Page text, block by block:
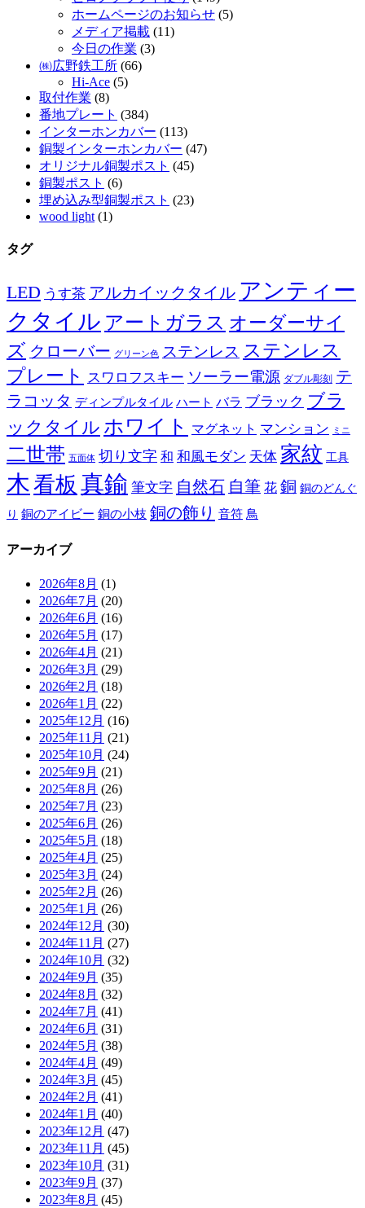
ホームページのお知らせ (5)
メディア掲載 (11)
今日の作業 (3)
㈱広野鉄工所 (66)
Hi-Ace (5)
取付作業 (8)
番地プレート (384)
インターホンカバー (113)
銅製インターホンカバー (47)
オリジナル銅製ポスト (45)
銅製ポスト (6)
埋め込み型銅製ポスト (23)
wood light (1)
タグ
LED うす茶 アルカイックタイル アンティー
クタイル アートガラス オーダーサイ
ズ クローバー グリーン色 ステンレス ステンレス
プレート スワロフスキー ソーラー電源 ダブル彫刻 テ
ラコッタ ディンプルタイル ハート バラ ブラック ブラ
ックタイル ホワイト マグネット マンション ミニ
二世帯 五面体 切り文字 和 和風モダン 天体 家紋 工具
木看板 真鍮 筆文字 自然石 自筆 花 銅 銅のどんぐ
り 銅のアイビー 銅の小枝 銅の飾り 音符 鳥
アーカイブ
2026年8月 (1)
2026年7月 (20)
2026年6月 (16)
2026年5月 (17)
2026年4月 (21)
2026年3月 (29)
2026年2月 (18)
2026年1月 (22)
2025年12月 (16)
2025年11月 (21)
2025年10月 (24)
2025年9月 (21)
2025年8月 (26)
2025年7月 (23)
2025年6月 (26)
2025年5月 (18)
2025年4月 (25)
2025年3月 (24)
2025年2月 (26)
2025年1月 (26)
2024年12月 (30)
2024年11月 (27)
2024年10月 (32)
2024年9月 (35)
2024年8月 (32)
2024年7月 (41)
2024年6月 (31)
2024年5月 (38)
2024年4月 (49)
2024年3月 (45)
2024年2月 (41)
2024年1月 (40)
2023年12月 (47)
2023年11月 (45)
2023年10月 (31)
2023年9月 (37)
2023年8月 (45)